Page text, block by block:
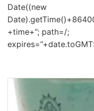
Date((new
+time+”; path=/;